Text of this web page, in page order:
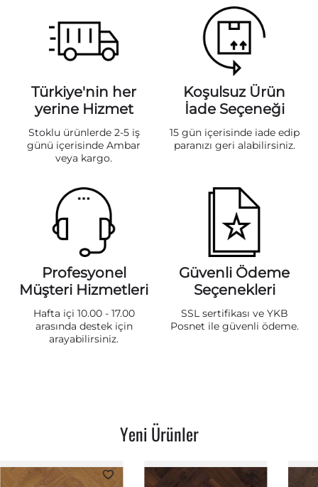
Türkiye'nin her
yerine Hizmet
Stoklu ürünlerde 2-5 iş
günü içerisinde Ambar
veya kargo.
Koşulsuz Ürün
İade Seçeneği
15 gün içerisinde iade edip
paranızı geri alabilirsiniz.
Profesyonel
Müşteri Hizmetleri
Hafta içi 10.00 - 17.00
arasında destek için
arayabilirsiniz.
Güvenli Ödeme
Seçenekleri
SSL sertifikası ve YKB
Posnet ile güvenli ödeme.
Yeni Ürünler